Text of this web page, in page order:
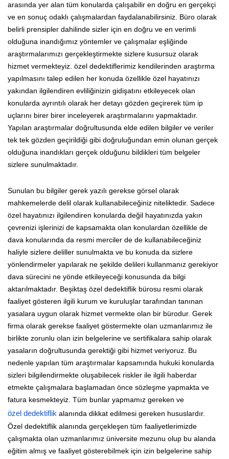
arasında yer alan tüm konularda çalışabilir en doğru en gerçekçi
ve en sonuç odaklı çalışmalardan faydalanabilirsiniz. Büro olarak
belirli prensipler dahilinde sizler için en doğru ve en verimli
olduğuna inandığımız yöntemler ve çalışmalar eşliğinde
araştırmalarımızı gerçekleştirmekte sizlere kusursuz olarak
hizmet vermekteyiz. özel dedektiflerimiz kendilerinden araştırma
yapılmasını talep edilen her konuda özellikle özel hayatınızı
yakından ilgilendiren evliliğinizin gidişatını etkileyecek olan
konularda ayrıntılı olarak her detayı gözden geçirerek tüm ip
uçlarını birer birer inceleyerek araştırmalarını yapmaktadır.
Yapılan araştırmalar doğrultusunda elde edilen bilgiler ve veriler
tek tek gözden geçirildiği gibi doğruluğundan emin olunan gerçek
olduğuna inandıkları gerçek olduğunu bildikleri tüm belgeler
sizlere sunulmaktadır.
Sunulan bu bilgiler gerek yazılı gerekse görsel olarak
mahkemelerde delil olarak kullanabileceğiniz niteliktedir. Sadece
özel hayatınızı ilgilendiren konularda değil hayatınızda yakın
çevrenizi işlerinizi de kapsamakta olan konulardan özellikle de
dava konularında da resmi merciler de de kullanabileceğiniz
haliyle sizlere deliller sunulmakta ve bu konuda da sizlere
yönlendirmeler yapılarak ne şekilde delileri kullanmanız gerekiyor
dava sürecini ne yönde etkileyeceği konusunda da bilgi
aktarılmaktadır. Beşiktaş özel dedektiflik bürosu resmi olarak
faaliyet gösteren ilgili kurum ve kuruluşlar tarafından tanınan
yasalara uygun olarak hizmet vermekte olan bir bürodur. Gerek
firma olarak gerekse faaliyet göstermekte olan uzmanlarımız ile
birlikte zorunlu olan izin belgelerine ve sertifikalara sahip olarak
yasaların doğrultusunda gerektiği gibi hizmet veriyoruz. Bu
nedenle yapılan tüm araştırmalar kapsamında hukuki konularda
sizleri bilgilendirmekte oluşabilecek riskler ile ilgili haberdar
etmekte çalışmalara başlamadan önce sözleşme yapmakta ve
fatura kesmekteyiz. Tüm bunlar yapmamız gereken ve
özel dedektiflik alanında dikkat edilmesi gereken hususlardır.
Özel dedektiflik alanında gerçekleşen tüm faaliyetlerimizde
çalışmakta olan uzmanlarımız üniversite mezunu olup bu alanda
eğitim almış ve faaliyet gösterebilmek için izin belgelerine sahip